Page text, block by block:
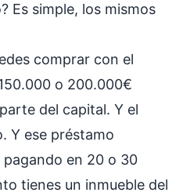
Es simple, los mismos
comprar con el
o 200.000€
del capital. Y el
Y ese préstamo
en 20 o 30
tienes un inmueble del